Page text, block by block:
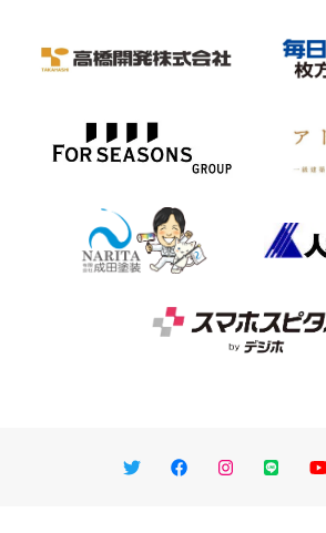
TwitterFacebookInstagram
LINE